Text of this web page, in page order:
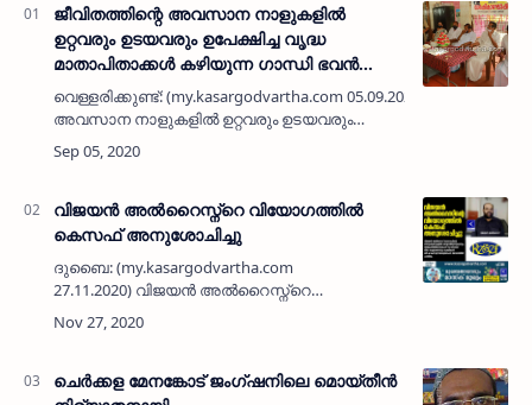
ജീവിതത്തിന്റെ അവസാന നാളുകളിൽ
ഉറ്റവരും ഉടയവരും ഉപേക്ഷിച്ച വൃദ്ധ
മാതാപിതാക്കൾ കഴിയുന്ന ഗാന്ധി ഭവൻ
രണ്ടാം വാഷത്തിലേക്ക്; 20 അന്തേവാസികൾ
കഴിയുന്നത് നിറഞ്ഞ സന്തോഷത്തോടെ
വെള്ളരിക്കുണ്ട്: (my.kasargodvartha.com 05.09.2020) ജീവിതത്തിന്റെ
അവസാന നാളുകളിൽ ഉറ്റവരും ഉടയവരും
ഉപേക്ഷിച്ച വൃദ്ധ മാതാപിതാക്കൾ കഴിയുന്ന
വെള്ളരിക്കുണ്ട് ഗാന്ധി ഭവൻ…
വിജയൻ അൽറൈസ്ന്റെ വിയോഗത്തിൽ
കെസഫ് അനുശോചിച്ചു
ദുബൈ: (my.kasargodvartha.com
27.11.2020) വിജയൻ അൽറൈസ്ന്റെ
വിയോഗത്തിൽ കെസഫ് അനുശോചിച്ചു.
വിജയൻ അൽറൈസ് കെസെഫിന്റെ
അദ്ദേഹത്തിന്റെ വേർപാട് സംഘട…
ചെര്‍ക്കള മേനങ്കോട് ജംഗ്ഷനിലെ മൊയ്തീന്‍